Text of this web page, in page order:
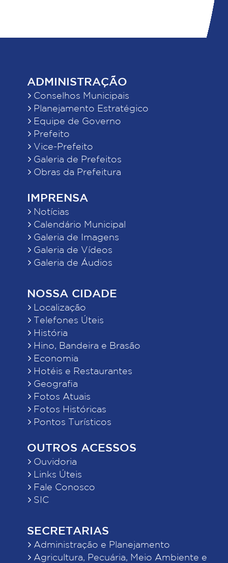
ADMINISTRAÇÃO
Conselhos Municipais
Planejamento Estratégico
Equipe de Governo
Prefeito
Vice-Prefeito
Galeria de Prefeitos
Obras da Prefeitura
IMPRENSA
Notícias
Calendário Municipal
Galeria de Imagens
Galeria de Vídeos
Galeria de Áudios
NOSSA CIDADE
Localização
Telefones Úteis
História
Hino, Bandeira e Brasão
Economia
Hotéis e Restaurantes
Geografia
Fotos Atuais
Fotos Históricas
Pontos Turísticos
OUTROS ACESSOS
Ouvidoria
Links Úteis
Fale Conosco
SIC
SECRETARIAS
Administração e Planejamento
Agricultura, Pecuária, Meio Ambiente e